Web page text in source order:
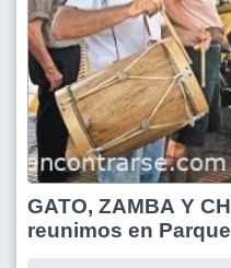
GATO, ZAMBA Y
reunimos en